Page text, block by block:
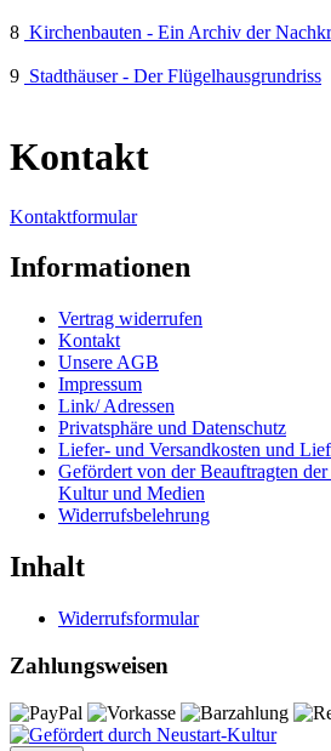
8 Kirchenbauten - Ein Archiv der
9 Stadthäuser - Der Flügelhausgrundriss
Kontakt
Kontaktformular
Informationen
Vertrag widerrufen
Kontakt
Unsere AGB
Impressum
Link/ Adressen
Privatsphäre und Datenschutz
Liefer- und Versandkosten und
Gefördert von der Beauftragten
Kultur und Medien
Widerrufsbelehrung
Inhalt
Widerrufsformular
Zahlungsweisen